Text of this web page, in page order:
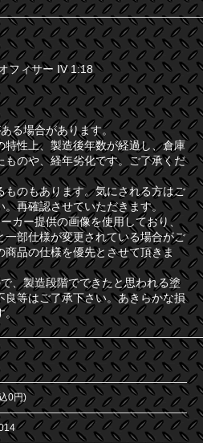
フィサー IV 1:18
る場合があります。
特性上、製造後年数が経過し、倉庫
ものや、経年劣化です。ご了承くだ
ものもあります。気にされる方はご
。再確認させていただきます。
カー提供の画像を使用しており、
一部仕様が変更されている場合がご
品の仕様を優先とさせて頂きま
、製造段階でできたと思われる塗
良等はご了承下さい。あきらかな損
。
0円)